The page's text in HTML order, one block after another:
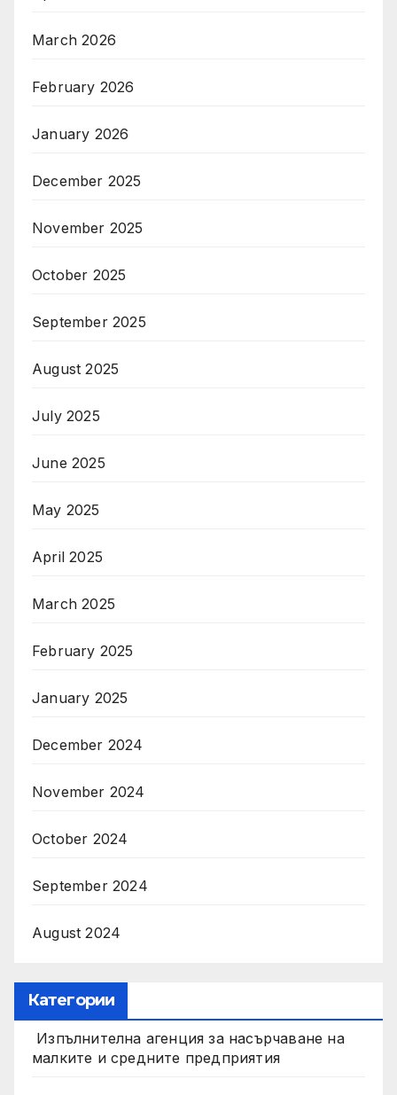
March 2026
February 2026
January 2026
December 2025
November 2025
October 2025
September 2025
August 2025
July 2025
June 2025
May 2025
April 2025
March 2025
February 2025
January 2025
December 2024
November 2024
October 2024
September 2024
August 2024
Категории
Изпълнителна агенция за насърчаване на
малките и средните предприятия